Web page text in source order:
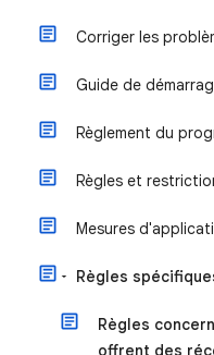
Corriger les
Guide de
Règlement du
Règles et
Mesures
Règles
Règles
offrent des